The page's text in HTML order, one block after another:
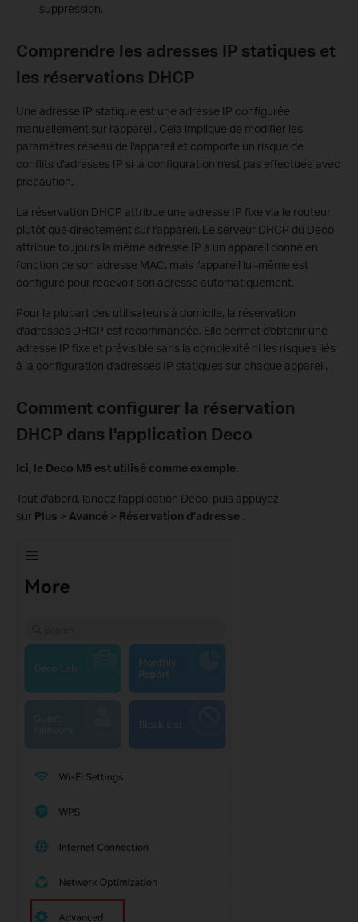
suppression.
Comprendre les adresses IP statiques et
les réservations DHCP
Une adresse IP statique est une adresse IP configurée
manuellement sur l'appareil. Cela implique de modifier les
paramètres réseau de l'appareil et comporte un risque de
conflits d'adresses IP si la configuration n'est pas effectuée avec
précaution.
La réservation DHCP attribue une adresse IP fixe via le routeur
plutôt que directement sur l'appareil. Le serveur DHCP du Deco
attribue toujours la même adresse IP à un appareil donné en
fonction de son adresse MAC, mais l'appareil lui-même est
configuré pour recevoir son adresse automatiquement.
Pour la plupart des utilisateurs à domicile, la réservation
d'adresses DHCP est recommandée. Elle permet d'obtenir une
adresse IP fixe et prévisible sans la complexité ni les risques liés
à la configuration d'adresses IP statiques sur chaque appareil.
Comment configurer la réservation
DHCP dans l'application Deco
Ici, le Deco M5 est utilisé comme exemple.
Tout d'abord, lancez l'application Deco, puis appuyez
sur Plus > Avancé > Réservation d'adresse .